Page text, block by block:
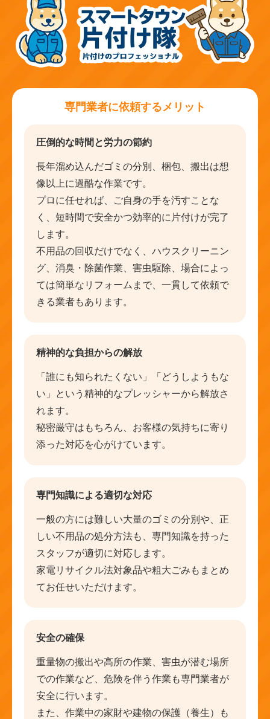
専門業者に依頼するメリット
圧倒的な時間と労力の節約
長年溜め込んだゴミの分別、梱包、搬出は想
像以上に過酷な作業です。
プロに任せれば、ご自身の手を汚すことな
く、短時間で安全かつ効率的に片付けが完了
します。
不用品の回収だけでなく、ハウスクリーニン
グ、消臭・除菌作業、害虫駆除、場合によっ
ては簡単なリフォームまで、一貫して依頼で
きる業者もあります。
精神的な負担からの解放
「誰にも知られたくない」「どうしようもな
い」という精神的なプレッシャーから解放さ
れます。
秘密厳守はもちろん、お客様の気持ちに寄り
添った対応を心がけています。
専門知識による適切な対応
一般の方には難しい大量のゴミの分別や、正
しい不用品の処分方法も、専門知識を持った
スタッフが適切に対応します。
家電リサイクル法対象品や粗大ごみもまとめ
てお任せいただけます。
安全の確保
重量物の搬出や高所の作業、害虫が潜む場所
での作業など、危険を伴う作業も専門業者が
安全に行います。
また、作業中の家財や建物の保護（養生）も